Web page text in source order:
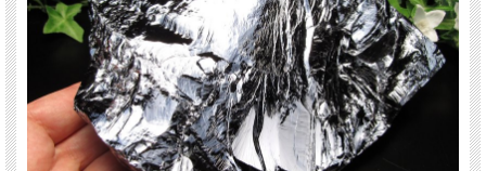
表面の光沢が美しく、他の似た色みの天然石ではとても重たいですが、こちらは
軽くてとても軽快な感じがします！
激安入荷ですので、ぜひお見逃し無く！
ご注意事項
※商品特性上、欠けや窪みがある場合がございますがご了承下さいませ。